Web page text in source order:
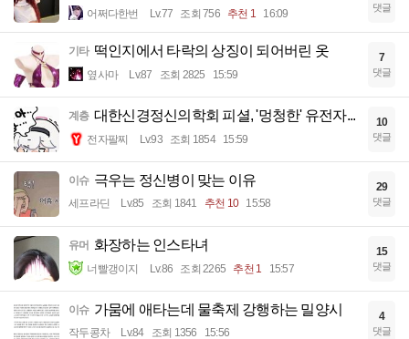
어쩌다한번 Lv.77 조회 756 추천 1 16:09 댓글
기타 떡인지에서 타락의 상징이 되어버린 옷
옆사마 Lv.87 조회 2825 15:59
7
댓글
계층 대한신경정신의학회 피셜, '멍청한' 유전자...
전자팔찌 Lv.93 조회 1854 15:59
10
댓글
이슈 극우는 정신병이 맞는 이유
세프라딘 Lv.85 조회 1841 추천 10 15:58
29
댓글
유머 화장하는 인스타녀
너빨갱이지 Lv.86 조회 2265 추천 1 15:57
15
댓글
이슈 가뭄에 애타는데 물축제 강행하는 밀양시
작두콩차 Lv.84 조회 1356 15:56
4
댓글